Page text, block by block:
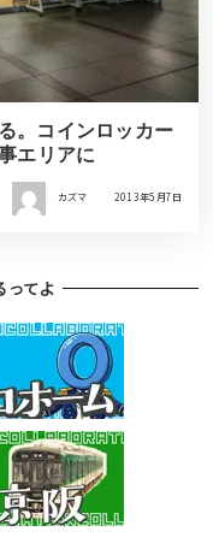
。コインロッカー
エリアに
カズマ 2013年5月7日
ってよ